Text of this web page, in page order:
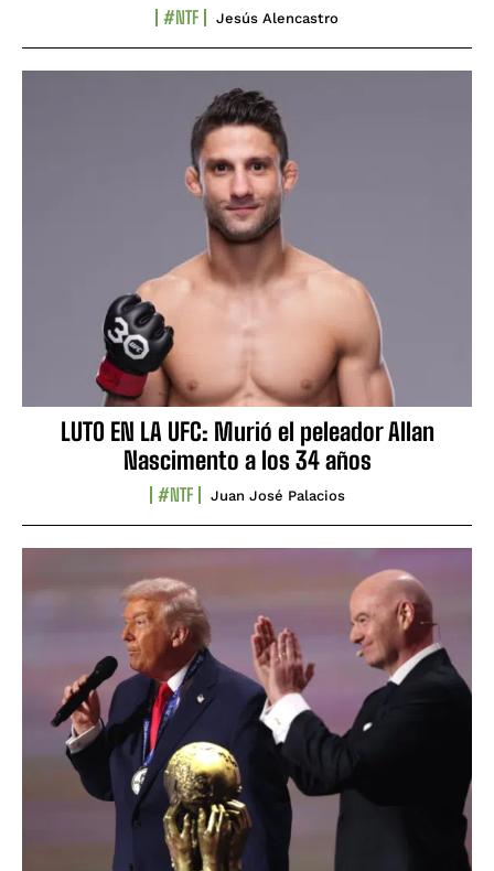
#NTF Jesús Alencastro
LUTO EN LA UFC: Murió el peleador Allan
Nascimento a los 34 años
#NTF Juan José Palacios